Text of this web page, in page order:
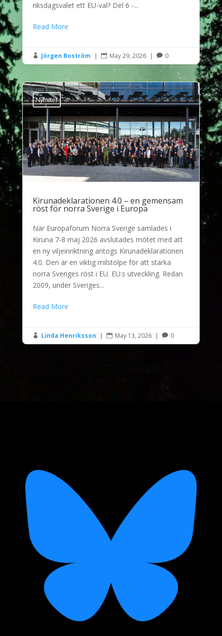
riksdagsvalet ett EU-val? Del 6 -...
Read More
 Jörgen Boström  May 29, 2026  0
Nyheter
Kirunadeklarationen 4.0 – en gemensam
röst för norra Sverige i Europa
När Europaforum Norra Sverige samlades i
Kiruna 7-8 maj 2026 avslutades mötet med att
en ny viljeinriktning antogs Kirunadeklarationen
4.0. Den är en viktig milstolpe för att stärka
norra Sveriges röst i EU. EU:s utveckling. Redan
2009, under Sveriges...
Read More
 Linda Henriksson |  May 13, 2026 |  0